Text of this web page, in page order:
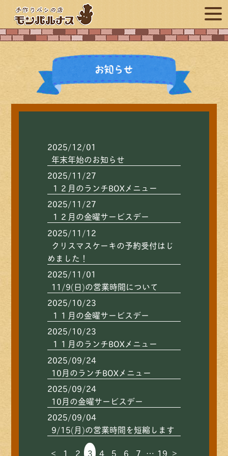
2025/12/01
年末年始のお知らせ
2025/11/27
１２月のランチBOXメニュー
2025/11/27
１２月の金曜サービスデー
2025/11/12
クリスマスケーキの予約受付はじ
めました！
2025/11/01
11/9(日)の営業時間について
2025/10/23
１１月の金曜サービスデー
2025/10/23
１１月のランチBOXメニュー
2025/09/24
10月のランチBOXメニュー
2025/09/24
10月の金曜サービスデー
2025/09/04
9/15(月)の営業時間を短縮します
＜
1 2 3 4 5 6 7 … 19 ＞